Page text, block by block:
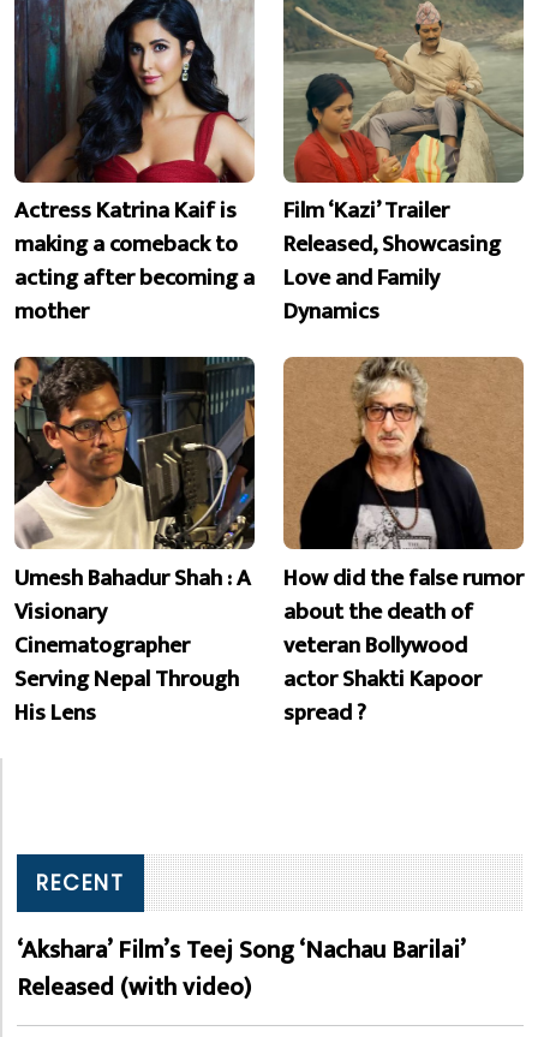
Actress Katrina Kaif is
making a comeback to
acting after becoming a
mother
Film ‘Kazi’ Trailer
Released, Showcasing
Love and Family
Dynamics
Umesh Bahadur Shah : A
Visionary
Cinematographer
Serving Nepal Through
His Lens
How did the false rumor
about the death of
veteran Bollywood
actor Shakti Kapoor
spread ?
RECENT
‘Akshara’ Film’s Teej Song ‘Nachau Barilai’
Released (with video)